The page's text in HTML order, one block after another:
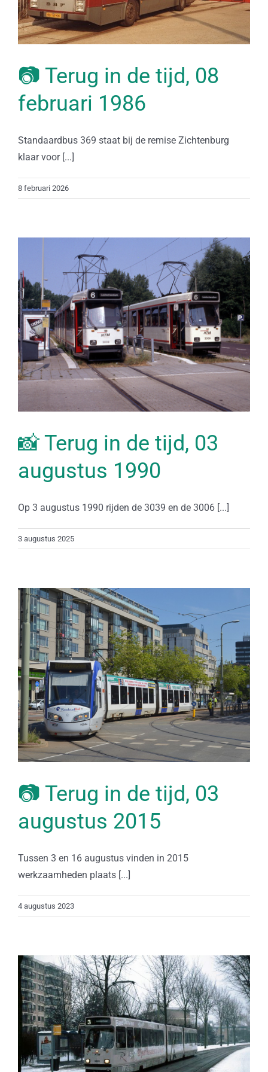
📷 Terug in de tijd, 08
februari 1986
Standaardbus 369 staat bij de remise Zichtenburg
klaar voor [...]
8 februari 2026
📸 Terug in de tijd, 03
augustus 1990
Op 3 augustus 1990 rijden de 3039 en de 3006 [...]
3 augustus 2025
📷 Terug in de tijd, 03
augustus 2015
Tussen 3 en 16 augustus vinden in 2015
werkzaamheden plaats [...]
4 augustus 2023